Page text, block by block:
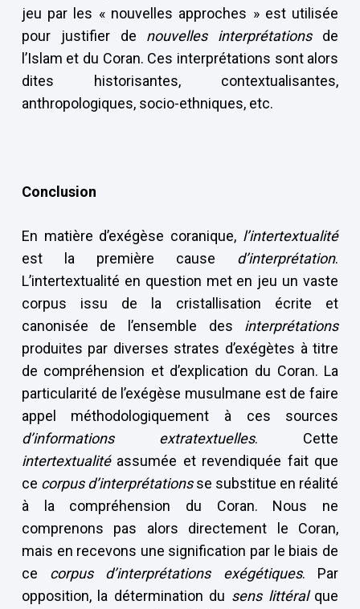
jeu par les « nouvelles approches » est utilisée
pour justifier de nouvelles interprétationsde
l’Islam et du Coran. Ces interprétations sont alors
dites historisantes, contextualisantes,
anthropologiques, socio-ethniques, etc.
Conclusion
En matière d’exégèse coranique, l’intertextualité
est la première cause d’interprétation.
L’intertextualité en question met en jeu un vaste
corpus issu de la cristallisation écrite et
canonisée de l’ensemble des interprétations
produites par diverses strates d’exégètes à titre
de compréhension et d’explication du Coran. La
particularité de l’exégèse musulmane est de faire
appel méthodologiquement à ces sources
d’informations extratextuelles. Cette
intertextualitéassumée et revendiquée fait que
ce corpus d’interprétationsse substitue en réalité
à la compréhension du Coran. Nous ne
comprenons pas alors directement le Coran,
mais en recevons une signification par le biais de
ce corpus d’interprétations exégétiques. Par
opposition, la détermination du sens littéralque